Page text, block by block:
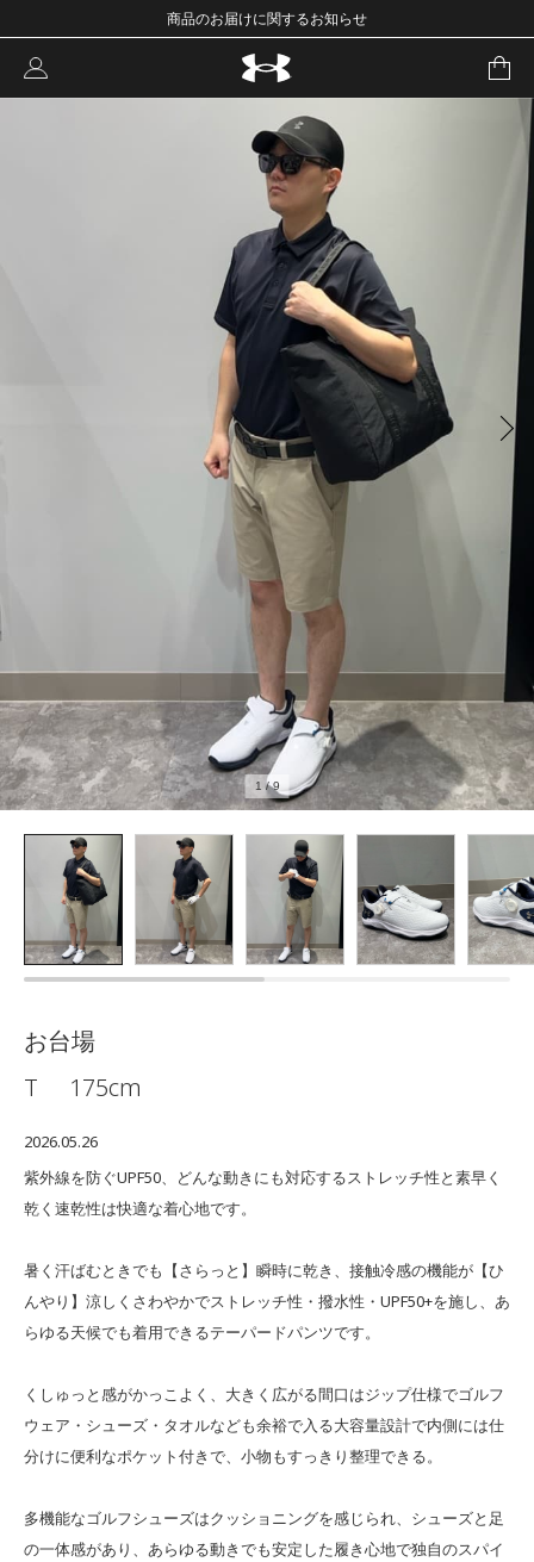
商品のお届けに関するお知らせ
1 /9
お台場
T
175cm
2026.05.26
紫外線を防ぐUPF50、どんな動きにも対応するストレッチ性と素早く
乾く速乾性は快適な着心地です。
暑く汗ばむときでも【さらっと】瞬時に乾き、接触冷感の機能が【ひ
んやり】涼しくさわやかでストレッチ性・撥水性・UPF50+を施し、あ
らゆる天候でも着用できるテーパードパンツです。
くしゅっと感がかっこよく、大きく広がる間口はジップ仕様でゴルフ
ウェア・シューズ・タオルなども余裕で入る大容量設計で内側には仕
分けに便利なポケット付きで、小物もすっきり整理できる。
多機能なゴルフシューズはクッショニングを感じられ、シューズと足
の一体感があり、あらゆる動きでも安定した履き心地で独自のスパイ